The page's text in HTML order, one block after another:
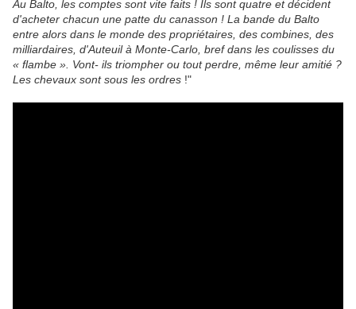
Au Balto, les comptes sont vite faits ! Ils sont quatre et décident
d'acheter chacun une patte du canasson ! La bande du Balto
entre alors dans le monde des propriétaires, des combines, des
milliardaires, d'Auteuil à Monte-Carlo, bref dans les coulisses du
« flambe ». Vont- ils triompher ou tout perdre, même leur amitié ?
Les chevaux sont sous les ordres !"